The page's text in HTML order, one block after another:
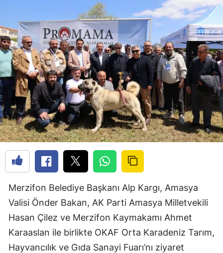
Merzifon Belediye Başkanı Alp Kargı, Amasya
Valisi Önder Bakan, AK Parti Amasya Milletvekili
Hasan Çilez ve Merzifon Kaymakamı Ahmet
Karaaslan ile birlikte OKAF Orta Karadeniz Tarım,
Hayvancılık ve Gıda Sanayi Fuarı’nı ziyaret